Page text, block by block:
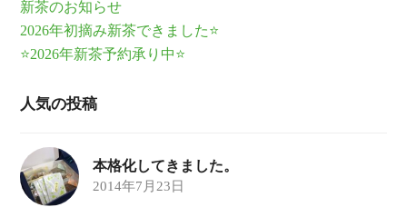
新茶のお知らせ
2026年初摘み新茶できました⭐
⭐2026年新茶予約承り中⭐
人気の投稿
本格化してきました。
2014年7月23日